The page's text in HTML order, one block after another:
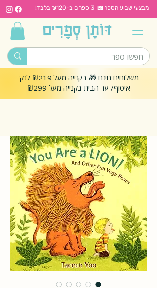
מבצעי שבוע הספר 📖 3 ספרים ב-₪120 בלבד!
משלוחים חינם 🎁 בקנייה מעל ₪219 לנק'
איסוף/ עד הבית בקנייה מעל ₪299